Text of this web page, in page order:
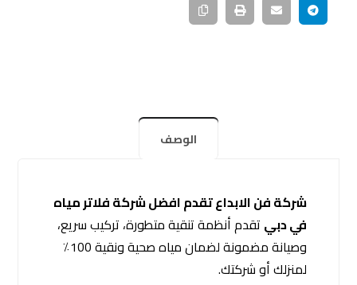
الوصف
شركة فن الابداع تقدم افضل شركة فلاتر مياه
في دبي تقدم أنظمة تنقية متطورة، تركيب سريع،
وصيانة مضمونة لضمان مياه صحية ونقية 100٪
لمنزلك أو شركتك.